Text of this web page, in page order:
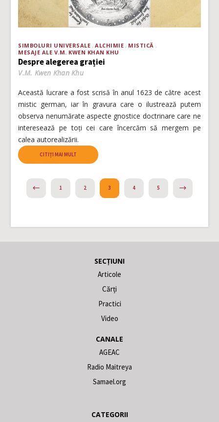
SIMBOLURI UNIVERSALE ALCHIMIE
MISTICĂ
MESAJE ALE V.M. KWEN KHAN KHU
Despre alegerea grației
V.M. Kwen Khan Khu
Această lucrare a fost scrisă în anul 1623 de către acest
mistic german, iar în gravura care o ilustrează putem
observa nenumărate aspecte gnostice doctrinare care ne
interesează pe toți cei care încercăm să mergem pe
calea autorealizării.
CITIȚI MAI MULT
PREVIOUS1 2 3 4 5
SECȚIUNI
Articole
Cărți
Practici
Video
CANALE
AGEAC
Radio Maitreya
Samael.org
CATEGORII